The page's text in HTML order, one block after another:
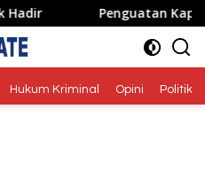
Penguatan Kapasitas
Hukum Kriminal Opini Politik